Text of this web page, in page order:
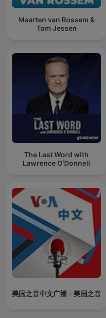
Maarten van Rossem &
Tom Jessen
The Last Word with
Lawrence O’Donnell
美国之音中文广播 - 美国之音